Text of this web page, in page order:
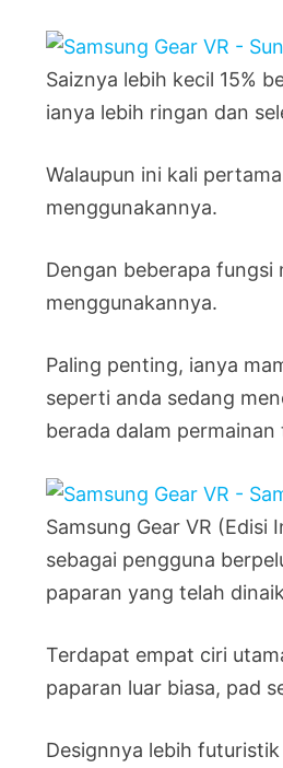
Saiznya lebih kecil 15%
ianya lebih ringan dan
Walaupun ini kali
menggunakannya.
Dengan beberapa fungsi
menggunakannya.
Paling penting, ianya
seperti anda sedang
berada dalam permainan
Samsung Gear VR
sebagai pengguna
paparan yang telah
Terdapat empat ciri
paparan luar biasa, pad
Designnya lebih